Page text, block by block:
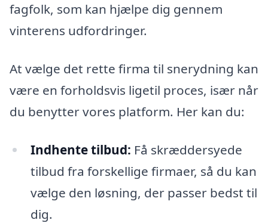
fagfolk, som kan hjælpe dig gennem
vinterens udfordringer.
At vælge det rette firma til snerydning kan
være en forholdsvis ligetil proces, især når
du benytter vores platform. Her kan du:
Indhente tilbud: Få skræddersyede
tilbud fra forskellige firmaer, så du kan
vælge den løsning, der passer bedst til
dig.